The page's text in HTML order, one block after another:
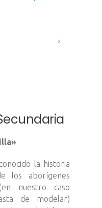
la historia
los aborígenes
nuestro caso
de modelar)